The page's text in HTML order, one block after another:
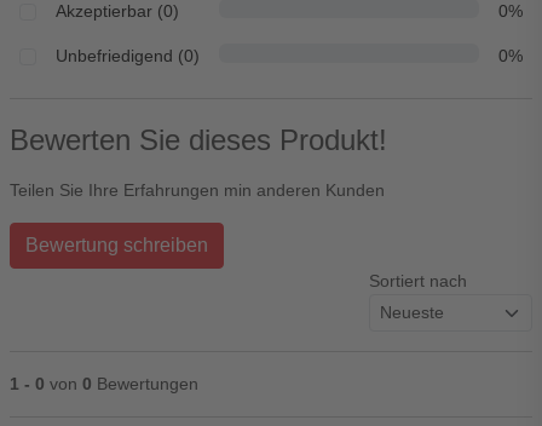
Akzeptierbar (0) 0%
Unbefriedigend (0) 0%
Bewerten Sie dieses Produkt!
Teilen Sie Ihre Erfahrungen min anderen Kunden
Bewertung schreiben
Sortiert nach
1 - 0 von 0 Bewertungen